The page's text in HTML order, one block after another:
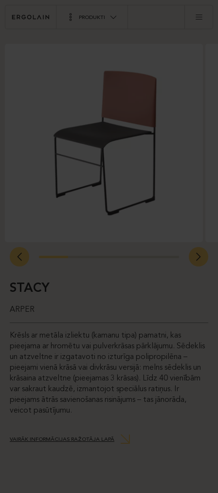
PRODUKTI
STACY
ARPER
Krēsls ar metāla izliektu (kamanu tipa) pamatni, kas
pieejama ar hromētu vai pulverkrāsas pārklājumu. Sēdeklis
un atzveltne ir izgatavoti no izturīga polipropilēna –
pieejami vienā krāsā vai divkrāsu versijā: melns sēdeklis un
krāsaina atzveltne (pieejamas 3 krāsas). Līdz 40 vienībām
var sakraut kaudzē, izmantojot speciālus ratiņus. Ir
pieejams ātrās savienošanas risinājums – tas jānorāda,
veicot pasūtījumu.
VAIRĀK INFORMĀCIJAS RAŽOTĀJA LAPĀ